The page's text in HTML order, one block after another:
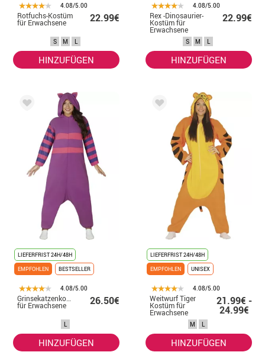
4.08/5.00
Rotfuchs-Kostüm
für Erwachsene 22.99€
S M L
HINZUFÜGEN
4.08/5.00
Rex -Dinosaurier-
Kostüm für
Erwachsene
22.99€
S M L
HINZUFÜGEN
LIEFERFRIST 24H/48H
EMPFOHLEN
BESTSELLER
4.08/5.00
Grinsekatzenkostüm
für Erwachsene 26.50€
L
HINZUFÜGEN
LIEFERFRIST 24H/48H
EMPFOHLEN
UNISEX
4.08/5.00
Weitwurf Tiger
Kostüm für
Erwachsene
21.99€ -
24.99€
M L
HINZUFÜGEN